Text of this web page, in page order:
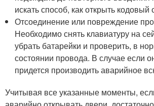
искать способ, как открыть кодовый
Отсоединение или повреждение
Необходимо снять клавиатуру на
убрать батарейки и проверить, в
состоянии провода. В случае если
придется производить аварийное
Учитывая все указанные моменты,